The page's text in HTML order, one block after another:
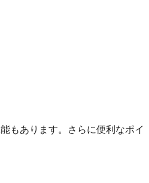
もあります。さらに便利なポイ